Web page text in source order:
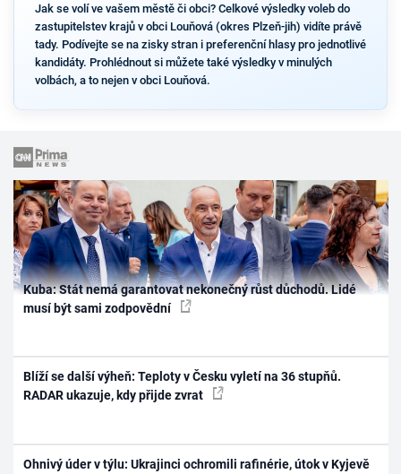
Jak se volí ve vašem městě či obci? Celkové výsledky voleb do
zastupitelstev krajů v obci Louňová (okres Plzeň-jih) vidíte právě
tady. Podívejte se na zisky stran i preferenční hlasy pro jednotlivé
kandidáty. Prohlédnout si můžete také výsledky v minulých
volbách, a to nejen v obci Louňová.
Kuba: Stát nemá garantovat nekonečný růst důchodů. Lidé
musí být sami zodpovědní
Blíží se další výheň: Teploty v Česku vyletí na 36 stupňů.
RADAR ukazuje, kdy přijde zvrat
Ohnivý úder v týlu: Ukrajinci ochromili rafinérie, útok v Kyjevě